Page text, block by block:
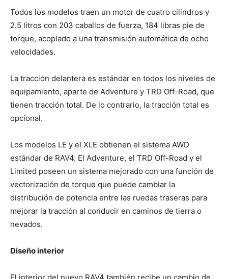
Todos los modelos traen un motor de cuatro cilindros y
2.5 litros con 203 caballos de fuerza, 184 libras pie de
torque, acoplado a una transmisión automática de ocho
velocidades.
La tracción delantera es estándar en todos los niveles de
equipamiento, aparte de Adventure y TRD Off-Road, que
tienen tracción total. De lo contrario, la tracción total es
opcional.
Los modelos LE y el XLE obtienen el sistema AWD
estándar de RAV4. El Adventure, el TRD Off-Road y el
Limited poseen un sistema mejorado con una función de
vectorización de torque que puede cambiar la
distribución de potencia entre las ruedas traseras para
mejorar la tracción al conducir en caminos de tierra o
nevados.
Diseño interior
El interior del nuevo RAV4 también recibe un cambio de